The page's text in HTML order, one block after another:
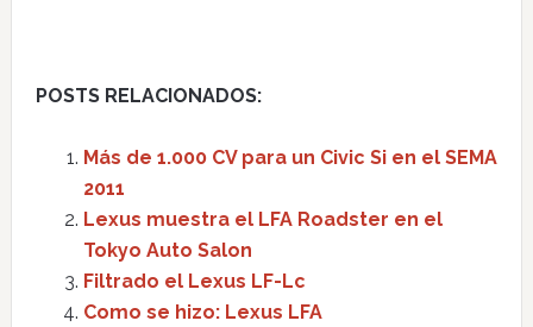
POSTS RELACIONADOS:
Más de 1.000 CV para un Civic Si en el SEMA
2011
Lexus muestra el LFA Roadster en el
Tokyo Auto Salon
Filtrado el Lexus LF-Lc
Como se hizo: Lexus LFA